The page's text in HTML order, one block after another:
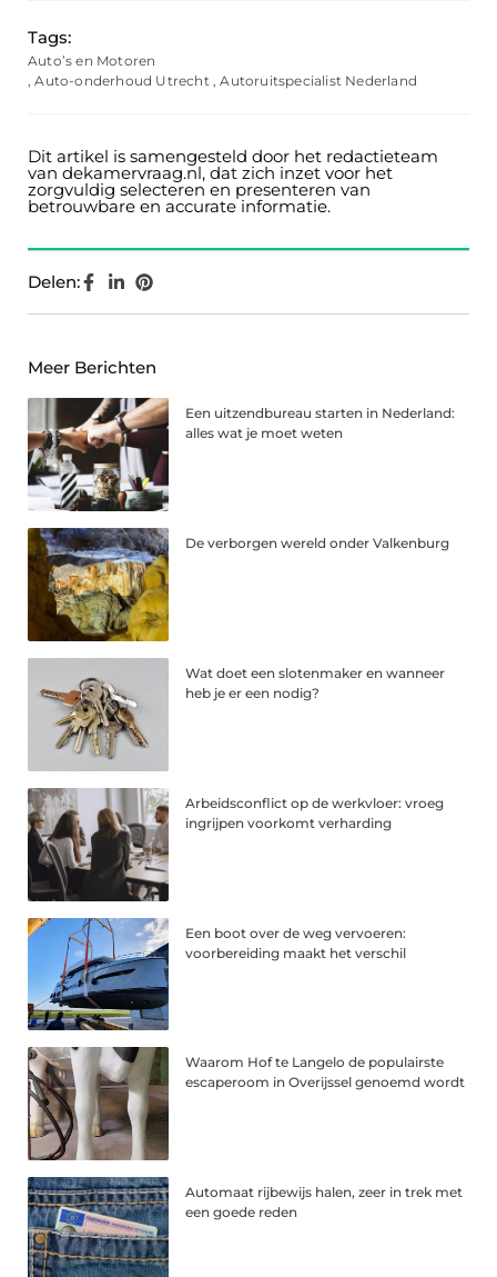
Tags:
Auto’s en Motoren
,Auto-onderhoud Utrecht,Autoruitspecialist Nederland
Dit artikel is samengesteld door het redactieteam
van dekamervraag.nl, dat zich inzet voor het
zorgvuldig selecteren en presenteren van
betrouwbare en accurate informatie.
Delen:
Meer Berichten
Een uitzendbureau starten in Nederland:
alles wat je moet weten
De verborgen wereld onder Valkenburg
Wat doet een slotenmaker en wanneer
heb je er een nodig?
Arbeidsconflict op de werkvloer: vroeg
ingrijpen voorkomt verharding
Een boot over de weg vervoeren:
voorbereiding maakt het verschil
Waarom Hof te Langelo de populairste
escaperoom in Overijssel genoemd wordt
Automaat rijbewijs halen, zeer in trek met
een goede reden